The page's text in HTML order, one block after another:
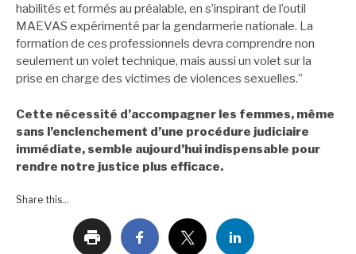
habilités et formés au préalable, en s’inspirant de l’outil
MAEVAS expérimenté par la gendarmerie nationale. La
formation de ces professionnels devra comprendre non
seulement un volet technique, mais aussi un volet sur la
prise en charge des victimes de violences sexuelles.”
Cette nécessité d’accompagner les femmes, même
sans l’enclenchement d’une procédure judiciaire
immédiate, semble aujourd’hui indispensable pour
rendre notre justice plus efficace.
Share this...